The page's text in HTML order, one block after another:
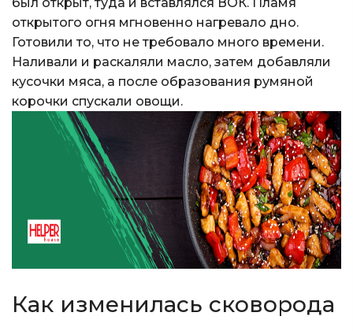
был открыт, туда и вставлялся ВОК. Пламя
открытого огня мгновенно нагревало дно.
Готовили то, что не требовало много времени.
Наливали и раскаляли масло, затем добавляли
кусочки мяса, а после образования румяной
корочки спускали овощи.
Как изменилась сковорода